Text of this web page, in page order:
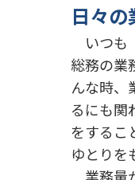
日々の
いつも
総務の業
んな時、
るにも関
をするこ
ゆとりを